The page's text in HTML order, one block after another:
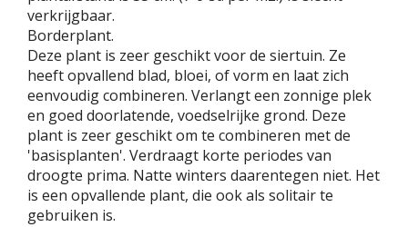
verkrijgbaar.
Borderplant.
Deze plant is zeer geschikt voor de siertuin. Ze
heeft opvallend blad, bloei, of vorm en laat zich
eenvoudig combineren. Verlangt een zonnige plek
en goed doorlatende, voedselrijke grond. Deze
plant is zeer geschikt om te combineren met de
'basisplanten'. Verdraagt korte periodes van
droogte prima. Natte winters daarentegen niet. Het
is een opvallende plant, die ook als solitair te
gebruiken is.